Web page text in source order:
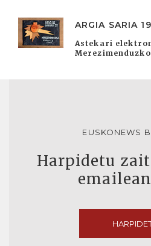
ARGIA SARIA
Astekari
EUSKONEWS
Harpidetu